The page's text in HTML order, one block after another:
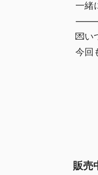
一緒
💌い
今回
販売